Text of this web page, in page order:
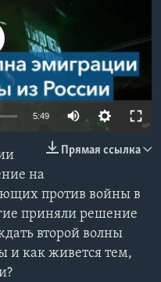
available
5:49
Прямая ссылка
на
против войны в
приняли решение
второй волны
и как живется тем,